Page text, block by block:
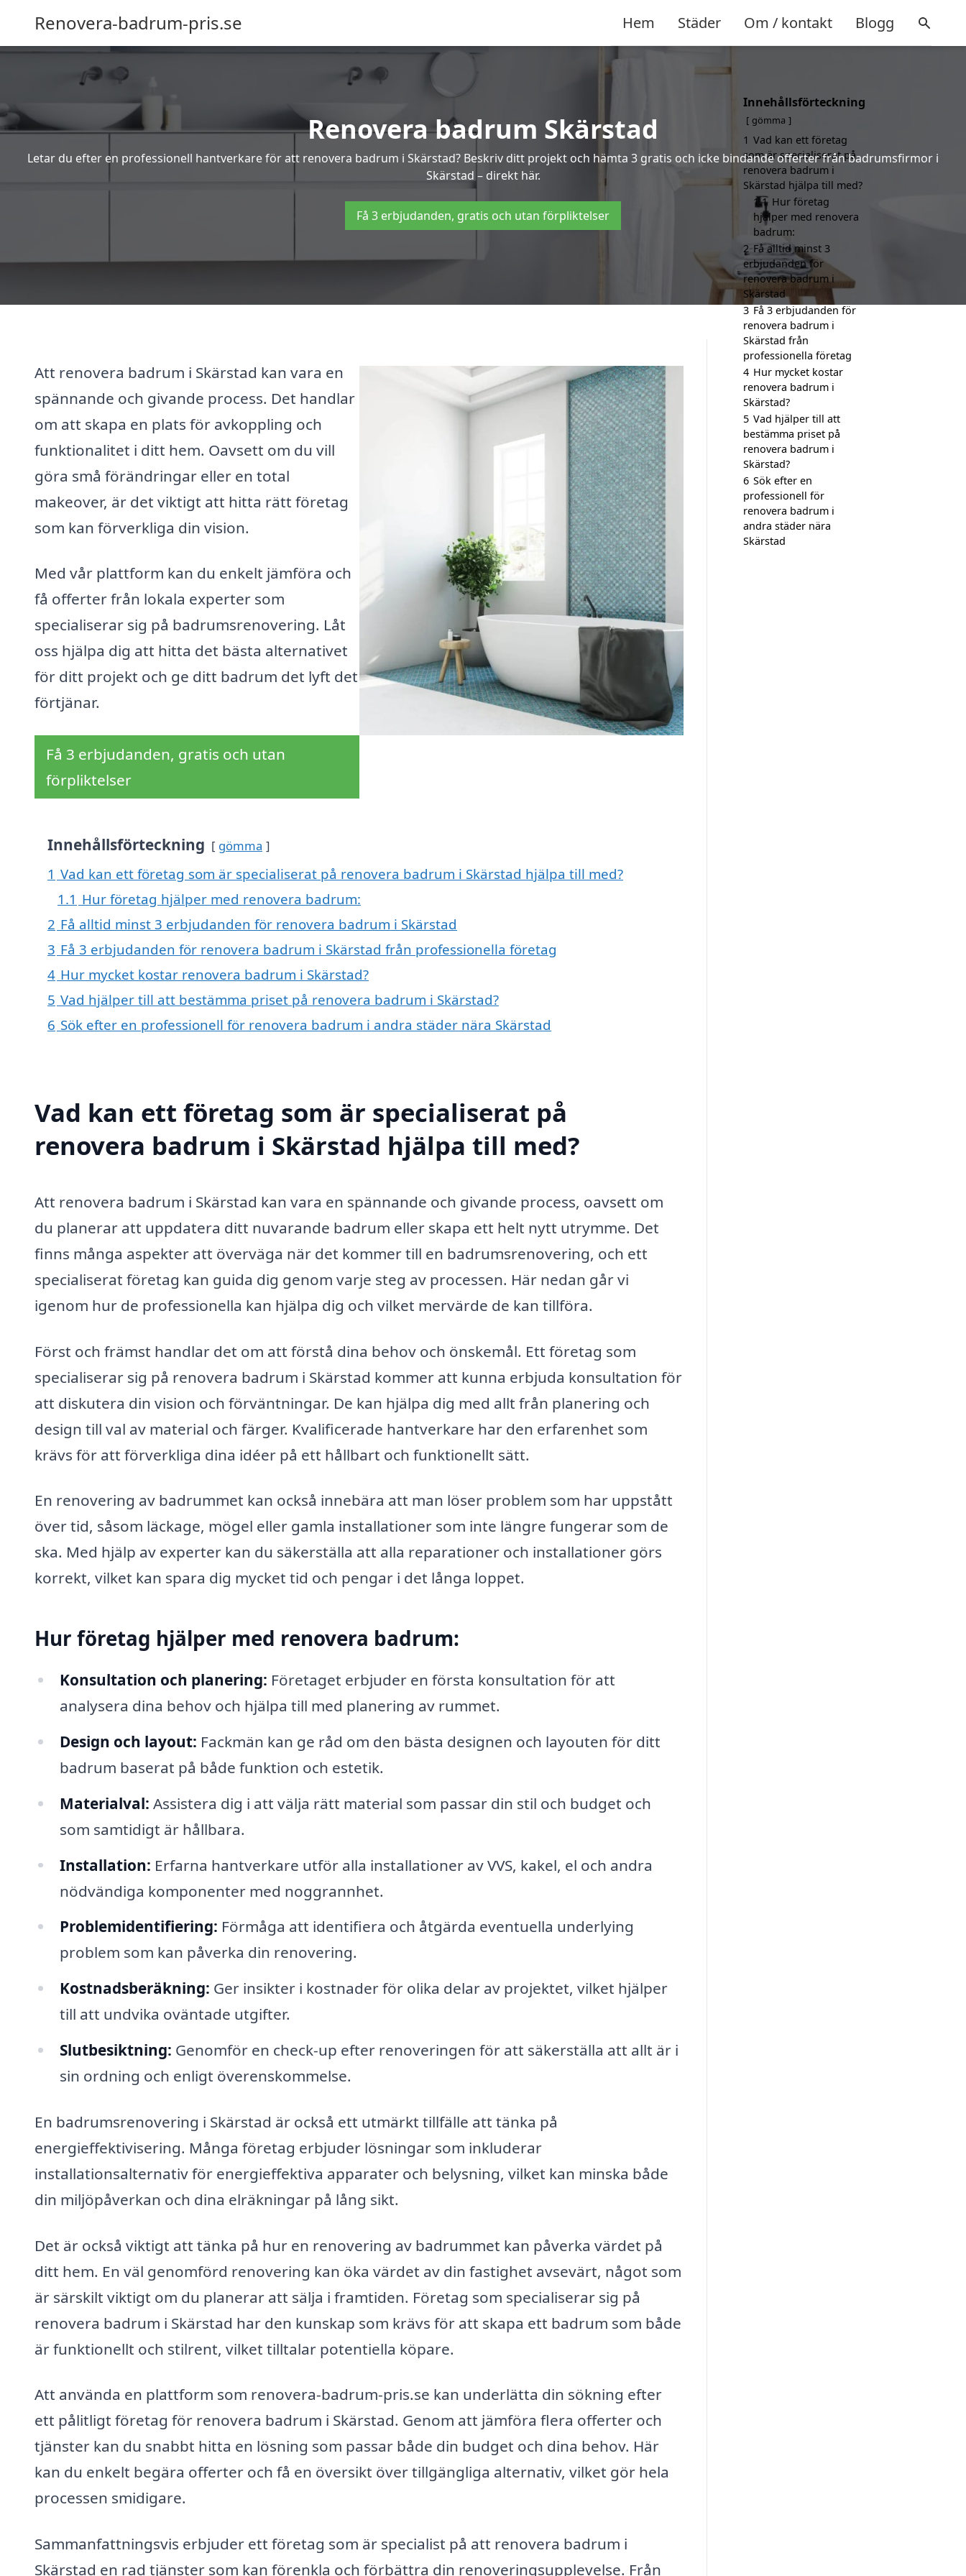
Renovera-badrum-pris.se Hem Städer Om / kontakt Blogg
Renovera badrum Skärstad
Letar du efter en professionell hantverkare för att renovera badrum i Skärstad? Beskriv ditt projekt och hämta 3 gratis och icke bindande offerter från badrumsfirmor i
Skärstad – direkt här.
Få 3 erbjudanden, gratis och utan förpliktelser
Att renovera badrum i Skärstad kan vara en
spännande och givande process. Det handlar
om att skapa en plats för avkoppling och
funktionalitet i ditt hem. Oavsett om du vill
göra små förändringar eller en total
makeover, är det viktigt att hitta rätt företag
som kan förverkliga din vision.
Med vår plattform kan du enkelt jämföra och
få offerter från lokala experter som
specialiserar sig på badrumsrenovering. Låt
oss hjälpa dig att hitta det bästa alternativet
för ditt projekt och ge ditt badrum det lyft det
förtjänar.
Få 3 erbjudanden, gratis och utan
förpliktelser
Innehållsförteckning gömma
1 Vad kan ett företag som är specialiserat på renovera badrum i Skärstad hjälpa till med?
1.1 Hur företag hjälper med renovera badrum:
2 Få alltid minst 3 erbjudanden för renovera badrum i Skärstad
3 Få 3 erbjudanden för renovera badrum i Skärstad från professionella företag
4 Hur mycket kostar renovera badrum i Skärstad?
5 Vad hjälper till att bestämma priset på renovera badrum i Skärstad?
6 Sök efter en professionell för renovera badrum i andra städer nära Skärstad
Vad kan ett företag som är specialiserat på
renovera badrum i Skärstad hjälpa till med?
Att renovera badrum i Skärstad kan vara en spännande och givande process, oavsett om
du planerar att uppdatera ditt nuvarande badrum eller skapa ett helt nytt utrymme. Det
finns många aspekter att överväga när det kommer till en badrumsrenovering, och ett
specialiserat företag kan guida dig genom varje steg av processen. Här nedan går vi
igenom hur de professionella kan hjälpa dig och vilket mervärde de kan tillföra.
Först och främst handlar det om att förstå dina behov och önskemål. Ett företag som
specialiserar sig på renovera badrum i Skärstad kommer att kunna erbjuda konsultation för
att diskutera din vision och förväntningar. De kan hjälpa dig med allt från planering och
design till val av material och färger. Kvalificerade hantverkare har den erfarenhet som
krävs för att förverkliga dina idéer på ett hållbart och funktionellt sätt.
En renovering av badrummet kan också innebära att man löser problem som har uppstått
över tid, såsom läckage, mögel eller gamla installationer som inte längre fungerar som de
ska. Med hjälp av experter kan du säkerställa att alla reparationer och installationer görs
korrekt, vilket kan spara dig mycket tid och pengar i det långa loppet.
Hur företag hjälper med renovera badrum:
Konsultation och planering: Företaget erbjuder en första konsultation för att
analysera dina behov och hjälpa till med planering av rummet.
Design och layout: Fackmän kan ge råd om den bästa designen och layouten för ditt
badrum baserat på både funktion och estetik.
Materialval: Assistera dig i att välja rätt material som passar din stil och budget och
som samtidigt är hållbara.
Installation: Erfarna hantverkare utför alla installationer av VVS, kakel, el och andra
nödvändiga komponenter med noggrannhet.
Problemidentifiering: Förmåga att identifiera och åtgärda eventuella underlying
problem som kan påverka din renovering.
Kostnadsberäkning: Ger insikter i kostnader för olika delar av projektet, vilket hjälper
till att undvika oväntade utgifter.
Slutbesiktning: Genomför en check-up efter renoveringen för att säkerställa att allt är i
sin ordning och enligt överenskommelse.
En badrumsrenovering i Skärstad är också ett utmärkt tillfälle att tänka på
energieffektivisering. Många företag erbjuder lösningar som inkluderar
installationsalternativ för energieffektiva apparater och belysning, vilket kan minska både
din miljöpåverkan och dina elräkningar på lång sikt.
Det är också viktigt att tänka på hur en renovering av badrummet kan påverka värdet på
ditt hem. En väl genomförd renovering kan öka värdet av din fastighet avsevärt, något som
är särskilt viktigt om du planerar att sälja i framtiden. Företag som specialiserar sig på
renovera badrum i Skärstad har den kunskap som krävs för att skapa ett badrum som både
är funktionellt och stilrent, vilket tilltalar potentiella köpare.
Att använda en plattform som renovera-badrum-pris.se kan underlätta din sökning efter
ett pålitligt företag för renovera badrum i Skärstad. Genom att jämföra flera offerter och
tjänster kan du snabbt hitta en lösning som passar både din budget och dina behov. Här
kan du enkelt begära offerter och få en översikt över tillgängliga alternativ, vilket gör hela
processen smidigare.
Sammanfattningsvis erbjuder ett företag som är specialist på att renovera badrum i
Skärstad en rad tjänster som kan förenkla och förbättra din renoveringsupplevelse. Från
Innehållsförteckning
gömma
1 Vad kan ett företag
som är specialiserat på
renovera badrum i
Skärstad hjälpa till med?
1.1 Hur företag
hjälper med renovera
badrum:
2 Få alltid minst 3
erbjudanden för
renovera badrum i
Skärstad
3 Få 3 erbjudanden för
renovera badrum i
Skärstad från
professionella företag
4 Hur mycket kostar
renovera badrum i
Skärstad?
5 Vad hjälper till att
bestämma priset på
renovera badrum i
Skärstad?
6 Sök efter en
professionell för
renovera badrum i
andra städer nära
Skärstad